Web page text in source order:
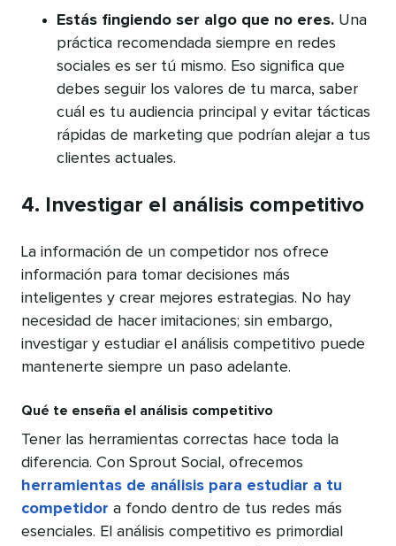
Estás fingiendo ser algo que no eres. Una
práctica recomendada siempre en redes
sociales es ser tú mismo. Eso significa que
debes seguir los valores de tu marca, saber
cuál es tu audiencia principal y evitar tácticas
rápidas de marketing que podrían alejar a tus
clientes actuales.
4. Investigar el análisis competitivo
La información de un competidor nos ofrece
información para tomar decisiones más
inteligentes y crear mejores estrategias. No hay
necesidad de hacer imitaciones; sin embargo,
investigar y estudiar el análisis competitivo puede
mantenerte siempre un paso adelante.
Qué te enseña el análisis competitivo
Tener las herramientas correctas hace toda la
diferencia. Con Sprout Social, ofrecemos
herramientas de análisis para estudiar a tu
competidor a fondo dentro de tus redes más
esenciales. El análisis competitivo es primordial